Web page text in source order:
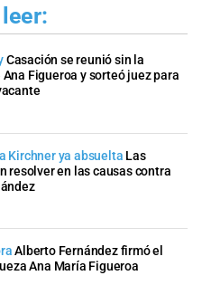
Casación se reunió sin la
Figueroa y sorteó juez para
Kirchner ya absuelta Las
resolver en las causas contra
Alberto Fernández firmó el
Ana María Figueroa